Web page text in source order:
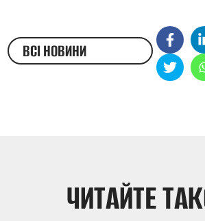
ВСІ НОВИНИ
ЧИТАЙТЕ